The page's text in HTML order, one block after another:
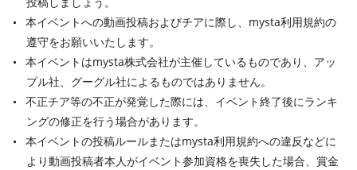
本イベントへの動画投稿およびチアに際し、mysta利用規約の
遵守をお願いいたします。
本イベントはmysta株式会社が主催しているものであり、アッ
プル社、グーグル社によるものではありません。
不正チア等の不正が発覚した際には、イベント終了後にランキ
ングの修正を行う場合があります。
本イベントの投稿ルールまたはmysta利用規約への違反などに
より動画投稿者本人がイベント参加資格を喪失した場合、賞金